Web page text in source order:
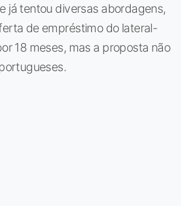
já tentou diversas abordagens,
de empréstimo do lateral-
18 meses, mas a proposta não